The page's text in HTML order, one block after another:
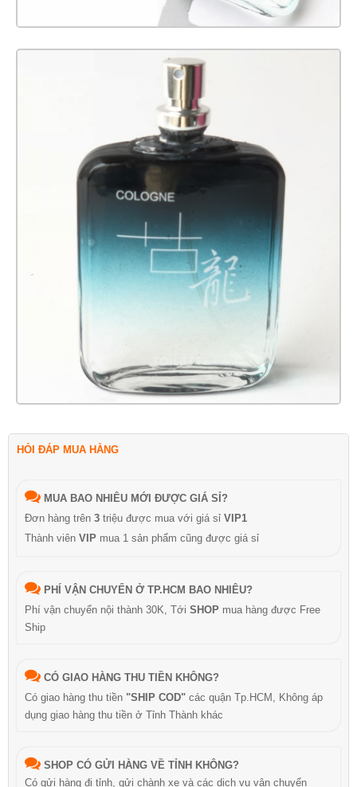
HỎI ĐÁP MUA HÀNG
MUA BAO NHIÊU MỚI ĐƯỢC GIÁ SỈ?
Đơn hàng trên 3 triệu được mua với giá sỉ VIP1
Thành viên VIP mua 1 sản phẩm cũng được giá sỉ
PHÍ VẬN CHUYỂN Ở TP.HCM BAO NHIÊU?
Phí vận chuyển nội thành 30K, Tới SHOP mua hàng được Free
Ship
CÓ GIAO HÀNG THU TIỀN KHÔNG?
Có giao hàng thu tiền "SHIP COD" các quận Tp.HCM, Không áp
dụng giao hàng thu tiền ở Tỉnh Thành khác
SHOP CÓ GỬI HÀNG VỀ TỈNH KHÔNG?
Có gửi hàng đi tỉnh, gửi chành xe và các dịch vụ vận chuyển